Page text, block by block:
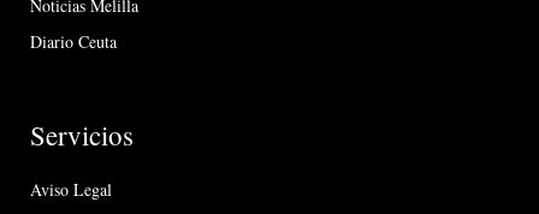
Noticias Melilla
Diario Ceuta
Servicios
Aviso Legal